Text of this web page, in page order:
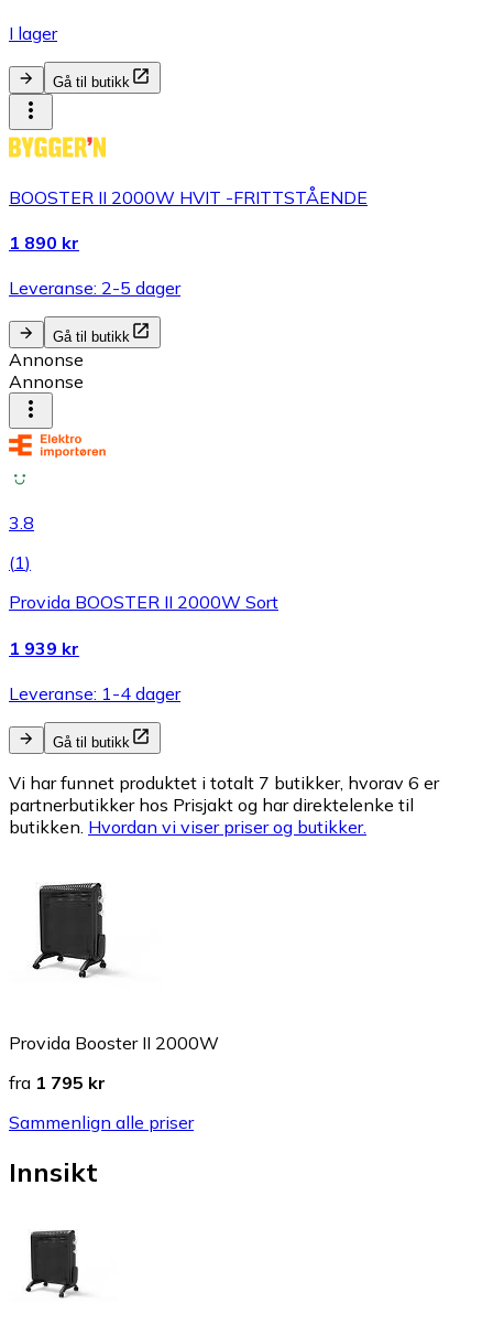
I lager
Gå til butikk
BOOSTER II 2000W HVIT -FRITTSTÅENDE
1 890 kr
Leveranse: 2-5 dager
Gå til butikk
Annonse
Annonse
3.8
(1)
Provida BOOSTER II 2000W Sort
1 939 kr
Leveranse: 1-4 dager
Gå til butikk
Vi har funnet produktet i totalt 7 butikker, hvorav 6 er
partnerbutikker hos Prisjakt og har direktelenke til
butikken. Hvordan vi viser priser og butikker.
Provida Booster II 2000W
fra 1 795 kr
Sammenlign alle priser
Innsikt